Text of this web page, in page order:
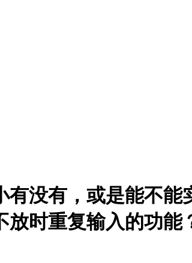
有没有，或是能不能
放时重复输入的功能